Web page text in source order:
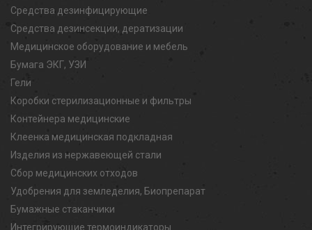
Средства дезинфицирующие
Средства дезинсекции, дератизации
Медицинское оборудование и мебель
Бумага ЭКГ, УЗИ
Гели
Коробки стерилизационные и фильтры
Контейнера медицинские
Клеенка медицинская подкладная
Изделия из нержавеющей стали
Сбор медицинских отходов
Удобрения для земледелия, Биопрепарат
Бумажные стаканчики
Интегрирующие термоиндикаторы